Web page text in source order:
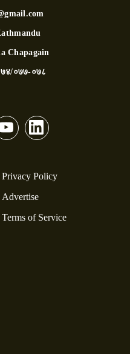
Chapagain
०७७-०७८
Privacy Policy
Advertise
Terms of Service